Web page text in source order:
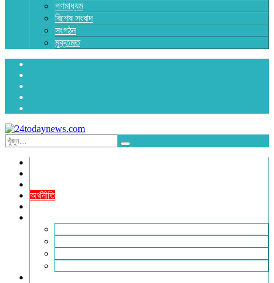
গণমাধ্যম
বিশেষ সংবাদ
সংগঠন
মুক্তমত
অর্থনীতি